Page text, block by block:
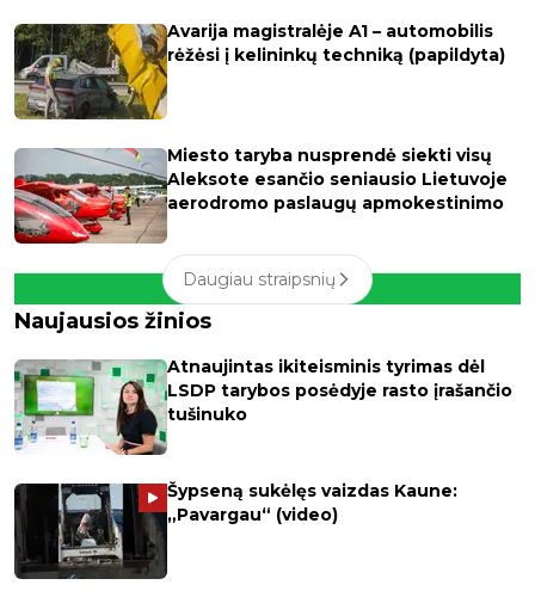
Avarija magistralėje A1 – automobilis
rėžėsi į kelininkų techniką (papildyta)
Miesto taryba nusprendė siekti visų
Aleksote esančio seniausio Lietuvoje
aerodromo paslaugų apmokestinimo
Daugiau straipsnių
Naujausios žinios
Atnaujintas ikiteisminis tyrimas dėl
LSDP tarybos posėdyje rasto įrašančio
tušinuko
Šypseną sukėlęs vaizdas Kaune:
„Pavargau“ (video)